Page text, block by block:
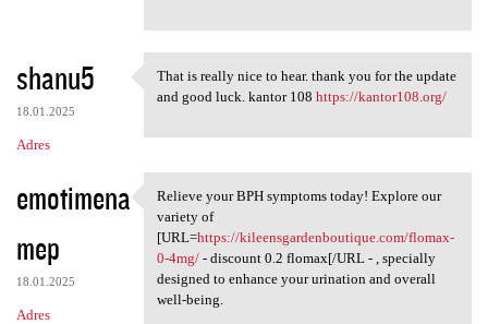
shanu5
18.01.2025
Adres
That is really nice to hear.
That is really nice to hear. thank you for the update
and good luck. kantor 108 https://kantor108.org/
emotimena
mep
18.01.2025
Adres
Relieve your BPH symptoms
Relieve your BPH symptoms today! Explore our
variety of
[URL=https://kileensgardenboutique.com/flomax-
0-4mg/- discount 0.2 flomax[/URL - , specially
designed to enhance your urination and overall
well-being.